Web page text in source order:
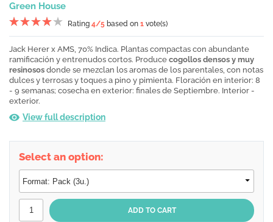
Green House
Rating 4/5 based on 1 vote(s)
Jack Herer x AMS, 70% Indica. Plantas compactas con abundante
ramificación y entrenudos cortos. Produce cogollos densos y muy
resinosos donde se mezclan los aromas de los parentales, con notas
dulces y terrosas y toques a pino y pimienta. Floración en interior: 8
- 9 semanas; cosecha en exterior: finales de Septiembre. Interior -
exterior.
View full description
Select an option: